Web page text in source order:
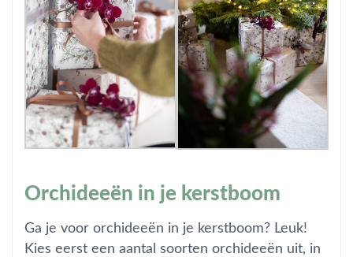
Orchideeën in je kerstboom
Ga je voor orchideeën in je kerstboom? Leuk!
Kies eerst een aantal soorten orchideeën uit, in